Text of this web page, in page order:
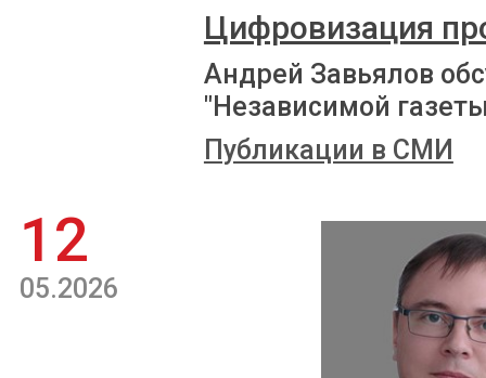
Цифровизация
Андрей Завьялов
"Независимой
Публикации в СМИ
12
05.2026